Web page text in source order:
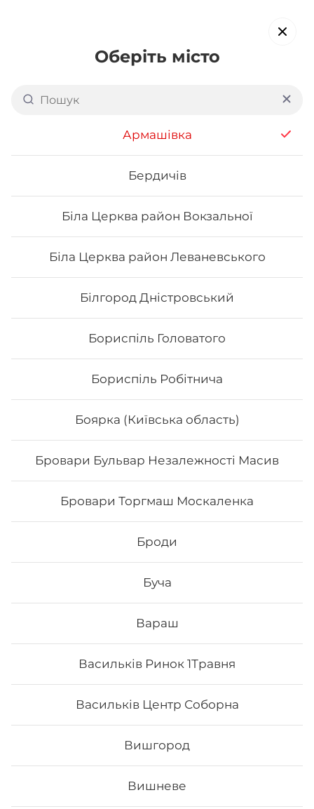
Оберіть місто
Армашівка
Бердичів
Біла Церква район Вокзальної
Біла Церква район Леваневського
Білгород Дністровський
Бориспіль Головатого
Бориспіль Робітнича
Боярка (Київська область)
Бровари Бульвар Незалежності Масив
Бровари Торгмаш Москаленка
Броди
Буча
Вараш
Васильків Ринок 1Травня
Васильків Центр Соборна
Вишгород
Вишневе
Червонограді
Нігірі
Нігірі з копченим лососем